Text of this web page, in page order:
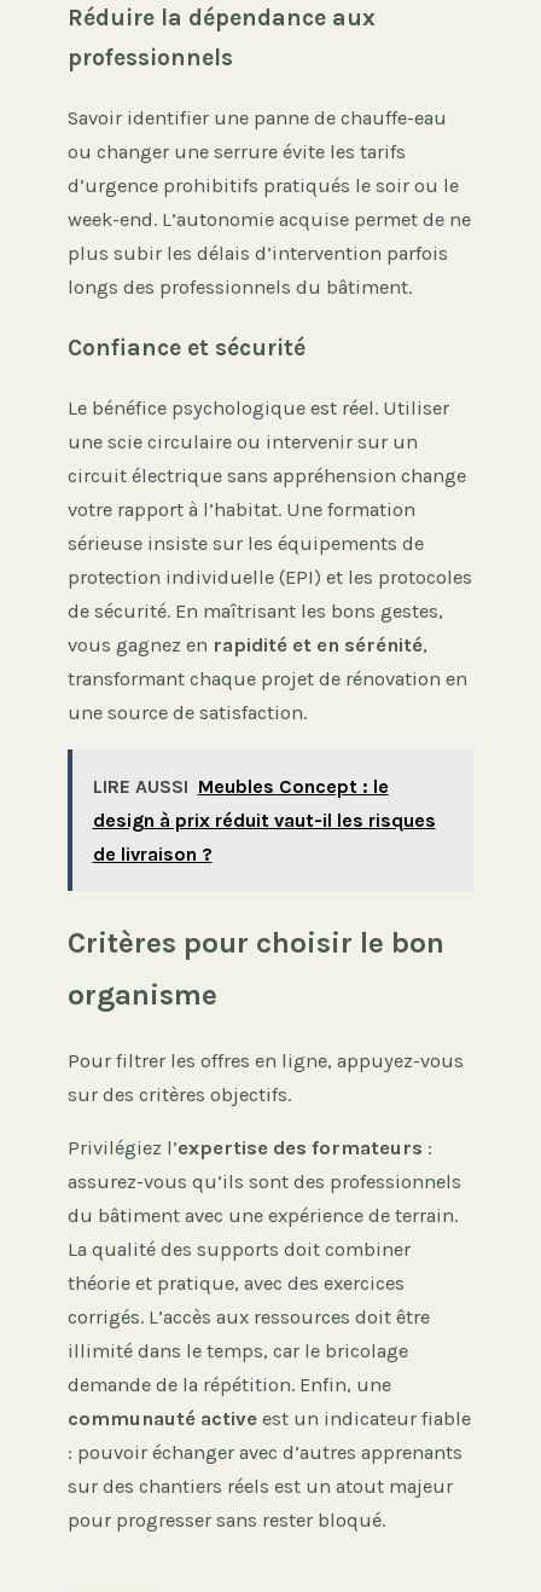
Réduire la dépendance aux
professionnels
Savoir identifier une panne de chauffe-eau
ou changer une serrure évite les tarifs
d’urgence prohibitifs pratiqués le soir ou le
week-end. L’autonomie acquise permet de ne
plus subir les délais d’intervention parfois
longs des professionnels du bâtiment.
Confiance et sécurité
Le bénéfice psychologique est réel. Utiliser
une scie circulaire ou intervenir sur un
circuit électrique sans appréhension change
votre rapport à l’habitat. Une formation
sérieuse insiste sur les équipements de
protection individuelle (EPI) et les protocoles
de sécurité. En maîtrisant les bons gestes,
vous gagnez en rapidité et en sérénité,
transformant chaque projet de rénovation en
une source de satisfaction.
LIRE AUSSI Meubles Concept : le
design à prix réduit vaut-il les risques
de livraison ?
Critères pour choisir le bon
organisme
Pour filtrer les offres en ligne, appuyez-vous
sur des critères objectifs.
Privilégiez l’expertise des formateurs :
assurez-vous qu’ils sont des professionnels
du bâtiment avec une expérience de terrain.
La qualité des supports doit combiner
théorie et pratique, avec des exercices
corrigés. L’accès aux ressources doit être
illimité dans le temps, car le bricolage
demande de la répétition. Enfin, une
communauté active est un indicateur fiable
: pouvoir échanger avec d’autres apprenants
sur des chantiers réels est un atout majeur
pour progresser sans rester bloqué.